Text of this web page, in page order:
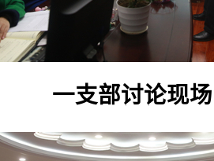
一支部讨论现场